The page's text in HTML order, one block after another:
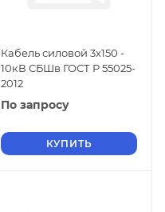
Кабель силовой 3х150 -
10кВ СБШв ГОСТ Р 55025-
2012
По запросу
КУПИТЬ